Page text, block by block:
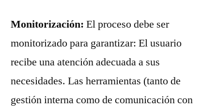
Monitorización: El proceso debe ser
monitorizado para garantizar: El usuario
recibe una atención adecuada a sus
necesidades. Las herramientas (tanto de
gestión interna como de comunicación con